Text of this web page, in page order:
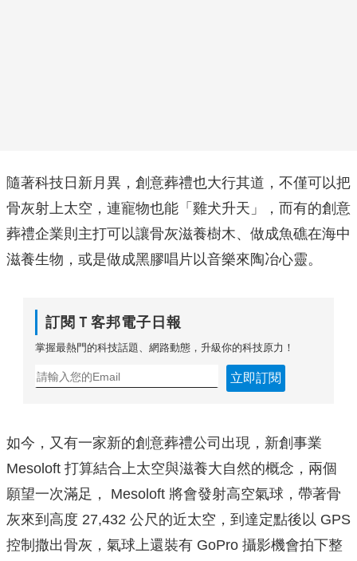
隨著科技日新月異，創意葬禮也大行其道，不僅可以把
骨灰射上太空，連寵物也能「雞犬升天」，而有的創意
葬禮企業則主打可以讓骨灰滋養樹木、做成魚礁在海中
滋養生物，或是做成黑膠唱片以音樂來陶冶心靈。
訂閱Ｔ客邦電子日報
掌握最熱門的科技話題、網路動態，升級你的科技原力！
立即訂閱
如今，又有一家新的創意葬禮公司出現，新創事業
Mesoloft 打算結合上太空與滋養大自然的概念，兩個
願望一次滿足， Mesoloft 將會發射高空氣球，帶著骨
灰來到高度 27,432 公尺的近太空，到達定點後以 GPS
控制撒出骨灰，氣球上還裝有 GoPro 攝影機會拍下整